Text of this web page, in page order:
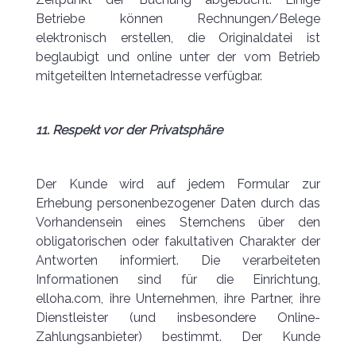
Betriebe können Rechnungen/Belege
elektronisch erstellen, die Originaldatei ist
beglaubigt und online unter der vom Betrieb
mitgeteilten Internetadresse verfügbar.
11. Respekt vor der Privatsphäre
Der Kunde wird auf jedem Formular zur
Erhebung personenbezogener Daten durch das
Vorhandensein eines Sternchens über den
obligatorischen oder fakultativen Charakter der
Antworten informiert. Die verarbeiteten
Informationen sind für die Einrichtung,
elloha.com, ihre Unternehmen, ihre Partner, ihre
Dienstleister (und insbesondere Online-
Zahlungsanbieter) bestimmt. Der Kunde